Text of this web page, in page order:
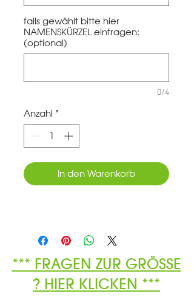
falls gewählt bitte hier
NAMENSKÜRZEL eintragen:
(optional)
0/4
Anzahl *
In den Warenkorb
*** FRAGEN ZUR GRÖSSE
? HIER KLICKEN ***